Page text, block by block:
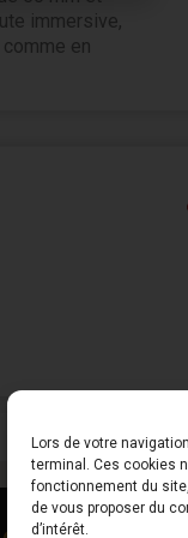
Lors de votre
terminal. Ces cookies
fonctionnement du
de vous proposer du
d’intérêt.
immersive,
en